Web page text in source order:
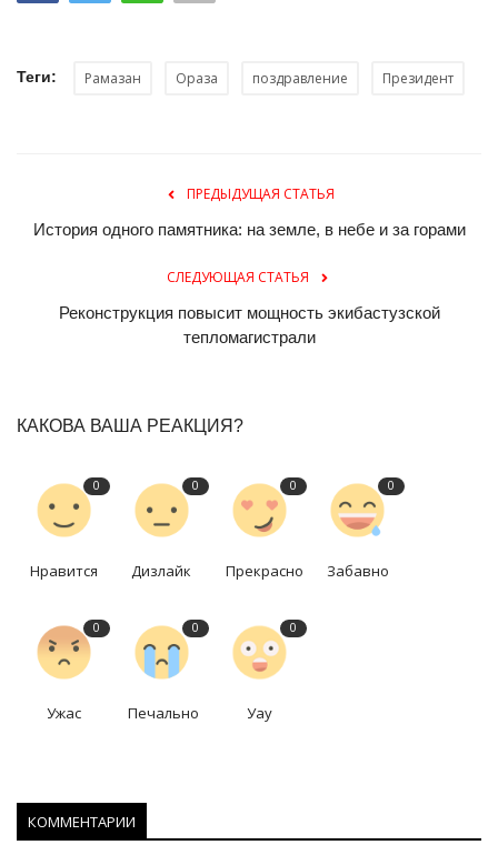
Теги: Рамазан Ораза поздравление Президент
ПРЕДЫДУЩАЯ СТАТЬЯ
История одного памятника: на земле, в небе и за горами
СЛЕДУЮЩАЯ СТАТЬЯ
Реконструкция повысит мощность экибастузской
тепломагистрали
КАКОВА ВАША РЕАКЦИЯ?
0
Нравится
0
Дизлайк
0
Прекрасно
0
Забавно
0
Ужас
0
Печально
0
Уау
КОММЕНТАРИИ